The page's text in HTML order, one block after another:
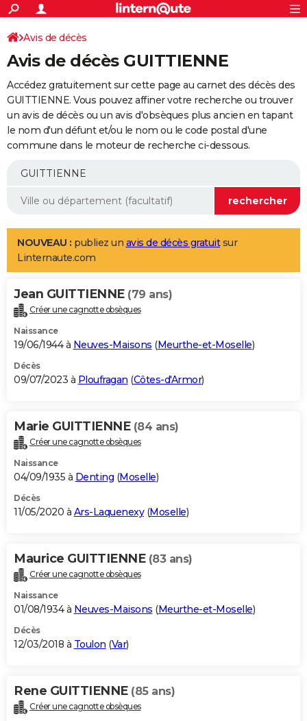
ACTUALITÉS
Politique
Société
Faits Divers
Education
Monde
Villes
+
SPORT
Coupe du monde 2026
Football
Tennis
Cyclisme
Rugby
Forum
Programme TV
TNT
Streaming
Cinéma
Sorties cinéma
Musique
+
FINANCE
Impôts
Immobilier
Risques naturels par ville
Banque
Assurance
Crédit
AUTO
Essais
Réserver un essai
Citadines
Berlines
SUV
Forum auto
+
Mobiles
Meilleur smartphone
Internet
Ordinateurs
Jeux vidéo
Guide high-tech
Aménagement intérieur
LIFESTYLE
Art de vivre
Bien-être
Loisirs
Mode
Modes de vie
Alimentation
Guide de la santé
Maladies
Médicaments
Sommeil
VOYAGE
Destinations
City break
Voyage nature
Voyage de noces
Forum
Climat
+PHOTO
GUIDES D'ACHAT
BONS PLANS
Carte de Noël
Carte Bonne année
Carte Saint-Valentin
Carte Pâques
Carte d'anniversaire
DICTIONNAIRE
Dictionnaire
Biographies
Citations
Expressions
Proverbes
PROGRAMME TV
S'inscrire
Se connecter
Lycées
Collèges
Primaires
Universités
Entreprises
Service militaire
Avis de recherche
AVIS DE DÉCÈS
Bricolage
Lifestyle
Culture
Sport
Auto
Television
Voyage
Cinema
Avis de décès
Avis de décès GUITTIENNE
Accédez gratuitement sur cette page au carnet des décès des
GUITTIENNE. Vous pouvez affiner votre recherche ou trouver
un avis de décès ou un avis d'obsèques plus ancien en tapant
le nom d'un défunt et/ou le nom ou le code postal d'une
commune dans le moteur de recherche ci-dessous.
NOUVEAU : publiez un avis de décès gratuitsur
Linternaute.com
Jean GUITTIENNE (79 ans)
Créer une cagnotte obsèques
Naissance
19/06/1944 à Neuves-Maisons (Meurthe-et-Moselle)
Décès
09/07/2023 à Ploufragan (Côtes-d'Armor)
Marie GUITTIENNE (84 ans)
Créer une cagnotte obsèques
Naissance
04/09/1935 à Denting (Moselle)
Décès
11/05/2020 à Ars-Laquenexy(Moselle)
Maurice GUITTIENNE (83 ans)
Créer une cagnotte obsèques
Naissance
01/08/1934 à Neuves-Maisons (Meurthe-et-Moselle)
Décès
12/03/2018 à Toulon (Var)
Rene GUITTIENNE (85 ans)
Créer une cagnotte obsèques